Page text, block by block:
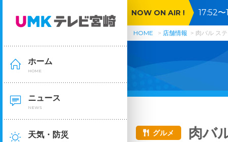
ホーム
HOME
ニュース
NEWS
天気・防災
NOW ON AIR !
17:52
ジャ
HOME 店舗情報 肉バル ス
グルメ 肉バ